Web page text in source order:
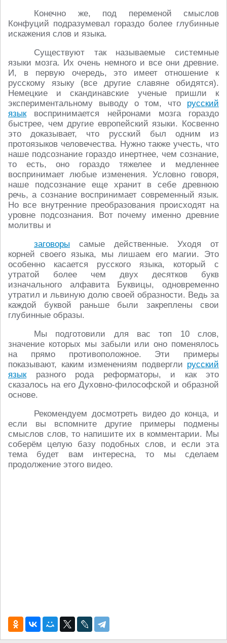
Конечно же, под переменой смыслов
Конфуций подразумевал гораздо более глубинные
искажения слов и языка.
Существуют так называемые системные
языки мозга. Их очень немного и все они древние.
И, в первую очередь, это имеет отношение к
русскому языку (все другие славяне обидятся).
Немецкие и скандинавские ученые пришли к
экспериментальному выводу о том, что русский
языквоспринимается нейронами мозга гораздо
быстрее, чем другие европейский языки. Косвенно
это доказывает, что русский был одним из
протоязыков человечества. Нужно также учесть, что
наше подсознание гораздо инертнее, чем сознание,
то есть, оно гораздо тяжелее и медленнее
воспринимает любые изменения. Условно говоря,
наше подсознание еще хранит в себе древнюю
речь, а сознание воспринимает современный язык.
Но все внутренние преобразования происходят на
уровне подсознания. Вот почему именно древние
молитвы и
заговоры самые действенные. Уходя от
корней своего языка, мы лишаем его магии. Это
особенно касается русского языка, который с
утратой более чем двух десятков букв
изначального алфавита Буквицы, одновременно
утратил и львиную долю своей образности. Ведь за
каждой буквой раньше были закреплены свои
глубинные образы.
Мы подготовили для вас топ 10 слов,
значение которых мы забыли или оно поменялось
на прямо противоположное. Эти примеры
показывают, каким изменениям подвергли русский
языкразного рода реформаторы, и как это
сказалось на его Духовно-философской и образной
основе.
Рекомендуем досмотреть видео до конца, и
если вы вспомните другие примеры подмены
смыслов слов, то напишите их в комментарии. Мы
соберём целую базу подобных слов, и если эта
тема будет вам интересна, то мы сделаем
продолжение этого видео.